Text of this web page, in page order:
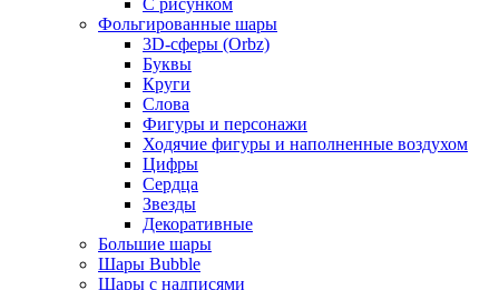
Фольгированные шары
3D-сферы (Orbz)
Буквы
Круги
Слова
Фигуры и персонажи
Ходячие фигуры и наполненные воздухом
Цифры
Сердца
Звезды
Декоративные
Большие шары
Шары Bubble
Шары с надписями